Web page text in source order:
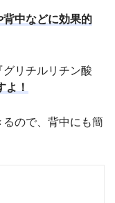
中などに効果的
リチルリチン酸
よ！
ので、背中にも簡